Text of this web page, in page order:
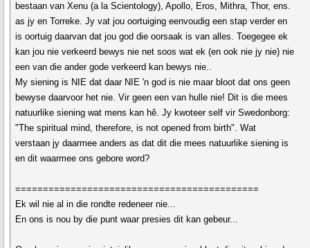
bestaan van Xenu (a la Scientology), Apollo, Eros, Mithra, Thor, ens.
as jy en Torreke. Jy vat jou oortuiging eenvoudig een stap verder en
is oortuig daarvan dat jou god die oorsaak is van alles. Toegegee ek
kan jou nie verkeerd bewys nie net soos wat ek (en ook nie jy nie) nie
een van die ander gode verkeerd kan bewys nie..
My siening is NIE dat daar NIE 'n god is nie maar bloot dat ons geen
bewyse daarvoor het nie. Vir geen een van hulle nie! Dit is die mees
natuurlike siening wat mens kan hê. Jy kwoteer self vir Swedonborg:
"The spiritual mind, therefore, is not opened from birth". Wat
verstaan jy daarmee anders as dat dit die mees natuurlike siening is
en dit waarmee ons gebore word?
============================================
Ek wil nie al in die rondte redeneer nie...
En ons is nou by die punt waar presies dit kan gebeur...